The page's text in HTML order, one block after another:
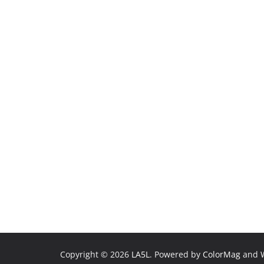
Copyright © 2026 LA5L. Powered by ColorMag and